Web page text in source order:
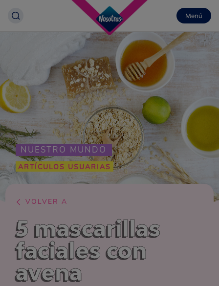
Menú
NUESTRO MUNDO
ARTÍCULOS USUARIAS
VOLVER A
5 mascarillas
faciales con
avena